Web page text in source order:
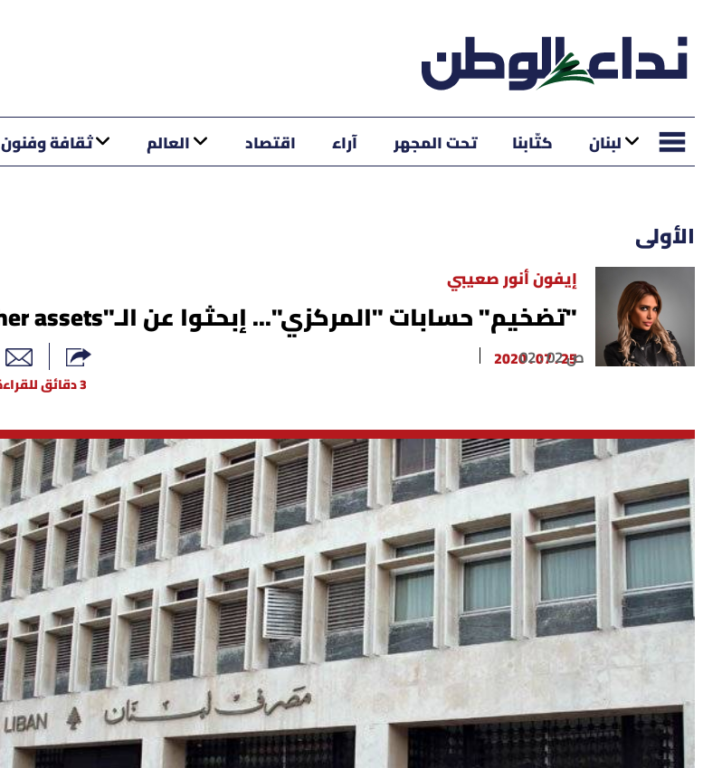
لبنان كتّابنا تحت المجهر آراء اقتصاد العالم ثقافة وفنون
الأولى
إيفون أنور صعيبي
"تضخيم" حسابات "المركزي"... إبحثوا عن الـ"Other assets"!
25 . 07 . 2020
02 : 02 ص
3 دقائق للقراءة